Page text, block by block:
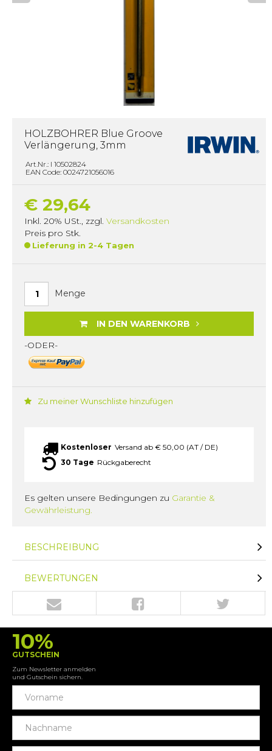
HOLZBOHRER Blue Groove
Verlängerung, 3mm
Art.Nr.: I 10502824
EAN Code: 0024721056016
€ 29,64
Inkl. 20% USt., zzgl. Versandkosten
Preis pro Stk.
Lieferung in 2-4 Tagen
Menge
IN DEN WARENKORB
-ODER-
Zu meiner Wunschliste hinzufügen
Kostenloser Versand ab € 50,00 (AT / DE)
30 Tage Rückgaberecht
Es gelten unsere Bedingungen zu Garantie &
Gewährleistung.
BESCHREIBUNG
BEWERTUNGEN
10%
GUTSCHEIN
Zum Newsletter anmelden
und Gutschein sichern.